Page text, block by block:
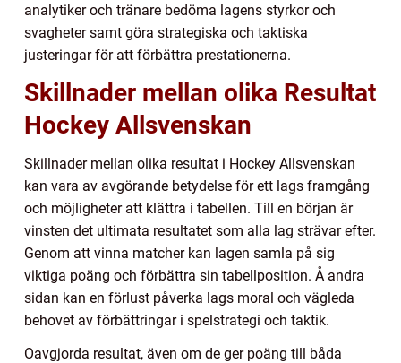
analytiker och tränare bedöma lagens styrkor och
svagheter samt göra strategiska och taktiska
justeringar för att förbättra prestationerna.
Skillnader mellan olika Resultat
Hockey Allsvenskan
Skillnader mellan olika resultat i Hockey Allsvenskan
kan vara av avgörande betydelse för ett lags framgång
och möjligheter att klättra i tabellen. Till en början är
vinsten det ultimata resultatet som alla lag strävar efter.
Genom att vinna matcher kan lagen samla på sig
viktiga poäng och förbättra sin tabellposition. Å andra
sidan kan en förlust påverka lags moral och vägleda
behovet av förbättringar i spelstrategi och taktik.
Oavgjorda resultat, även om de ger poäng till båda